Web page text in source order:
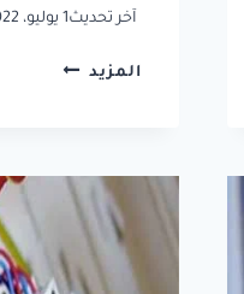
آخر تحديث1 يوليو، 2022
المزيد كيفية